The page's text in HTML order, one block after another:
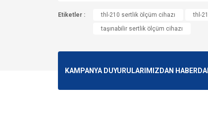
Görüş ve önerileriniz için teşekkür ederiz.
Ürün bilgilerinde hatalar bulunuyor.
Etiketler : thl-210 sertlik ölçüm cihazı thl-
taşınabilir sertlik ölçüm cihazı
KAMPANYA DUYURULARIMIZDAN